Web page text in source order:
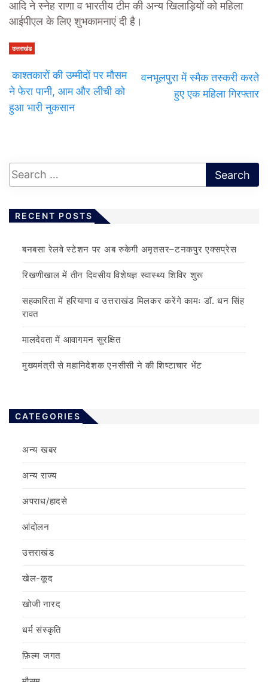
आदि ने स्नेह राणा व भारतीय टीम की अन्य खिलाड़ियों को महिला
आईपीएल के लिए शुभकामनाएं दी है।
उत्तराखंड
काश्तकारों की उम्मीदों पर मौसम
ने फेरा पानी, आम और लीची को
हुआ भारी नुकसान
वनभूलपुरा में स्मैक तस्करी करते
हुए एक महिला गिरफ्तार
RECENT POSTS
बनबसा रेलवे स्टेशन पर अब रुकेगी अमृतसर–टनकपुर एक्सप्रेस
रिखणीखाल में तीन दिवसीय विशेषज्ञ स्वास्थ्य शिविर शुरू
सहकारिता में हरियाणा व उत्तराखंड मिलकर करेंगे कामः डाॅ. धन सिंह
रावत
मालदेवता में आवागमन सुरक्षित
मुख्यमंत्री से महानिदेशक एनसीसी ने की शिष्टाचार भेंट
CATEGORIES
अन्य खबर
अन्य राज्य
अपराध/हादसे
आंदोलन
उत्तराखंड
खेल-कूद
खोजी नारद
धर्म संस्कृति
फ़िल्‍म जगत